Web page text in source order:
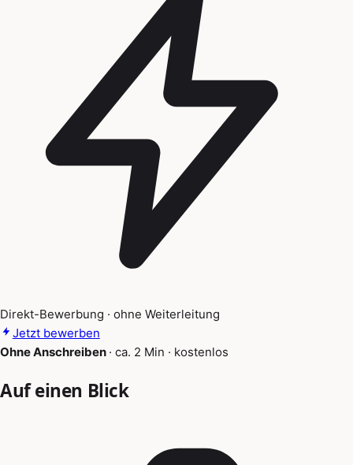
Direkt-Bewerbung · ohne Weiterleitung
Jetzt bewerben
Ohne Anschreiben · ca. 2 Min · kostenlos
Auf einen Blick